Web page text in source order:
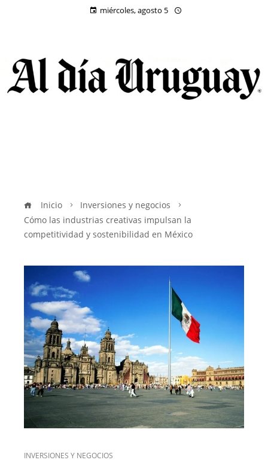
miércoles, agosto 5
Inicio
Inversiones y negocios
Cómo las industrias creativas impulsan la
competitividad y sostenibilidad en México
INVERSIONES Y NEGOCIOS